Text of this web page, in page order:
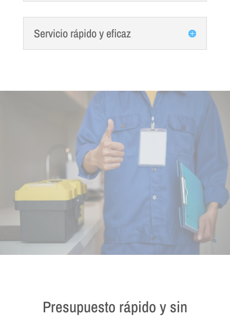
Servicio rápido y eficaz
Presupuesto rápido y sin